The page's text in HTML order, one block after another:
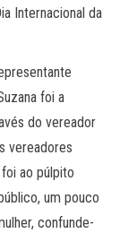
Internacional da
foi a
do vereador
vereadores
ao púlpito
um pouco
confunde-